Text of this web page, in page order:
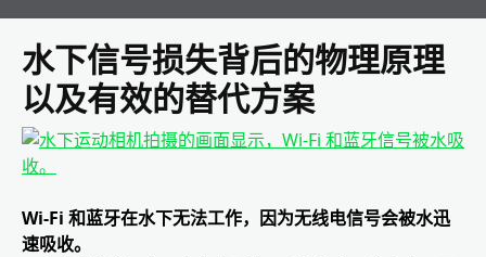
水下信号损失背后的物理原理
以及有效的替代方案
Wi-Fi 和蓝牙在水下无法工作，因为无线电信号会被水迅
速吸收。